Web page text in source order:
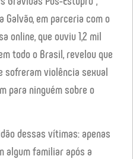
em parceria com o
online, que ouviu 1,2 mil
todo o Brasil, revelou que
sofreram violência sexual
para ninguém sobre o
dessas vítimas: apenas
algum familiar após a